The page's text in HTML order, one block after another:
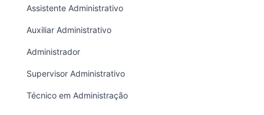
Assistente Administrativo
Auxiliar Administrativo
Administrador
Supervisor Administrativo
Técnico em Administração